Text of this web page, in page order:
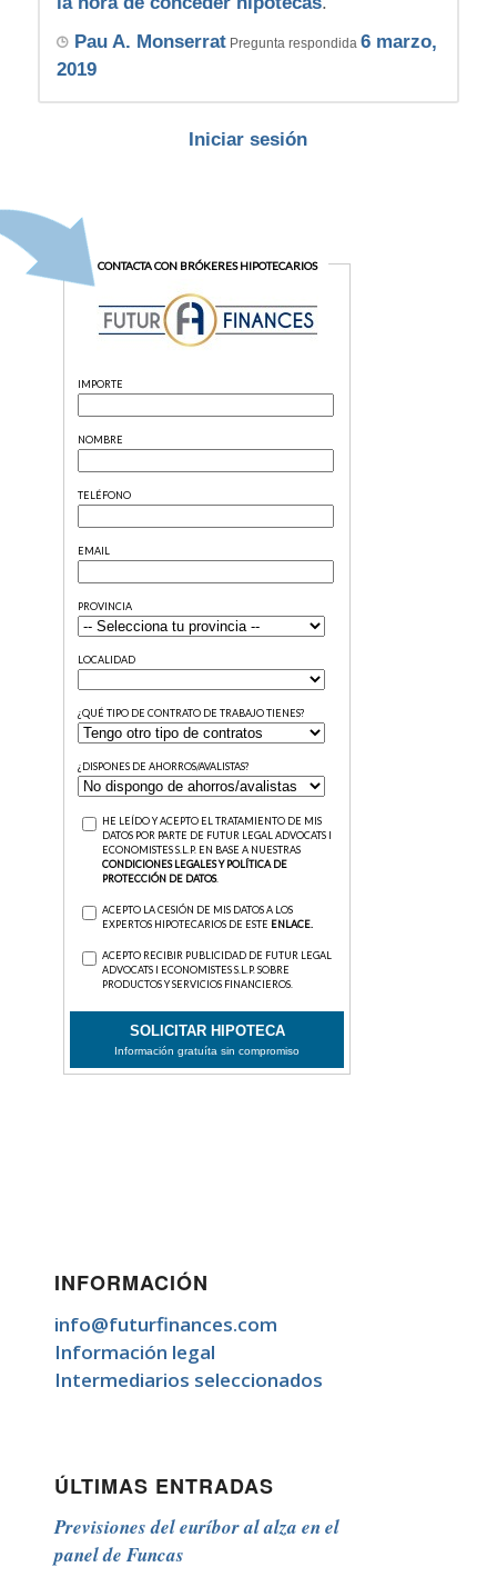
Pau A. MonserratPregunta respondida 6 marzo,
2019
Iniciar sesión
INFORMACIÓN
info@futurfinances.com
Información legal
Intermediarios seleccionados
ÚLTIMAS ENTRADAS
Previsiones del euríbor al alza en el
panel de Funcas